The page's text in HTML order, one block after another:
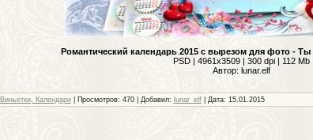
Романтический календарь 2015 с вырезом для фото -
PSD | 4961x3509 | 300 dpi | 112 Mb
Автор: lunar.elf
Виньетки, Календари| Просмотров: 470 | Добавил: lunar_elf| Дата: 15.01.2015